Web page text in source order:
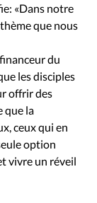
«Dans notre
que nous
du
les disciples
offrir des
que la
ceux qui en
option
vivre un réveil